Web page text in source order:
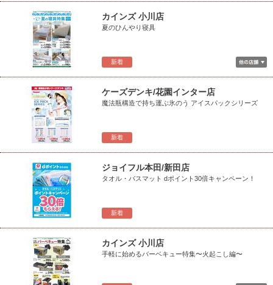
新着
カインズ 小川店
夏のひんやり寝具
新着
ケーズデンキ/花園インター店
魔法瓶構造で持ち運ぶ氷のう アイスパックシリーズ
新着
ジョイフル本田/新田店
タオル・バスマット dポイント30倍キャンペーン！
カインズ 小川店
手軽に始めるバーベキュー特集〜火起こし編〜